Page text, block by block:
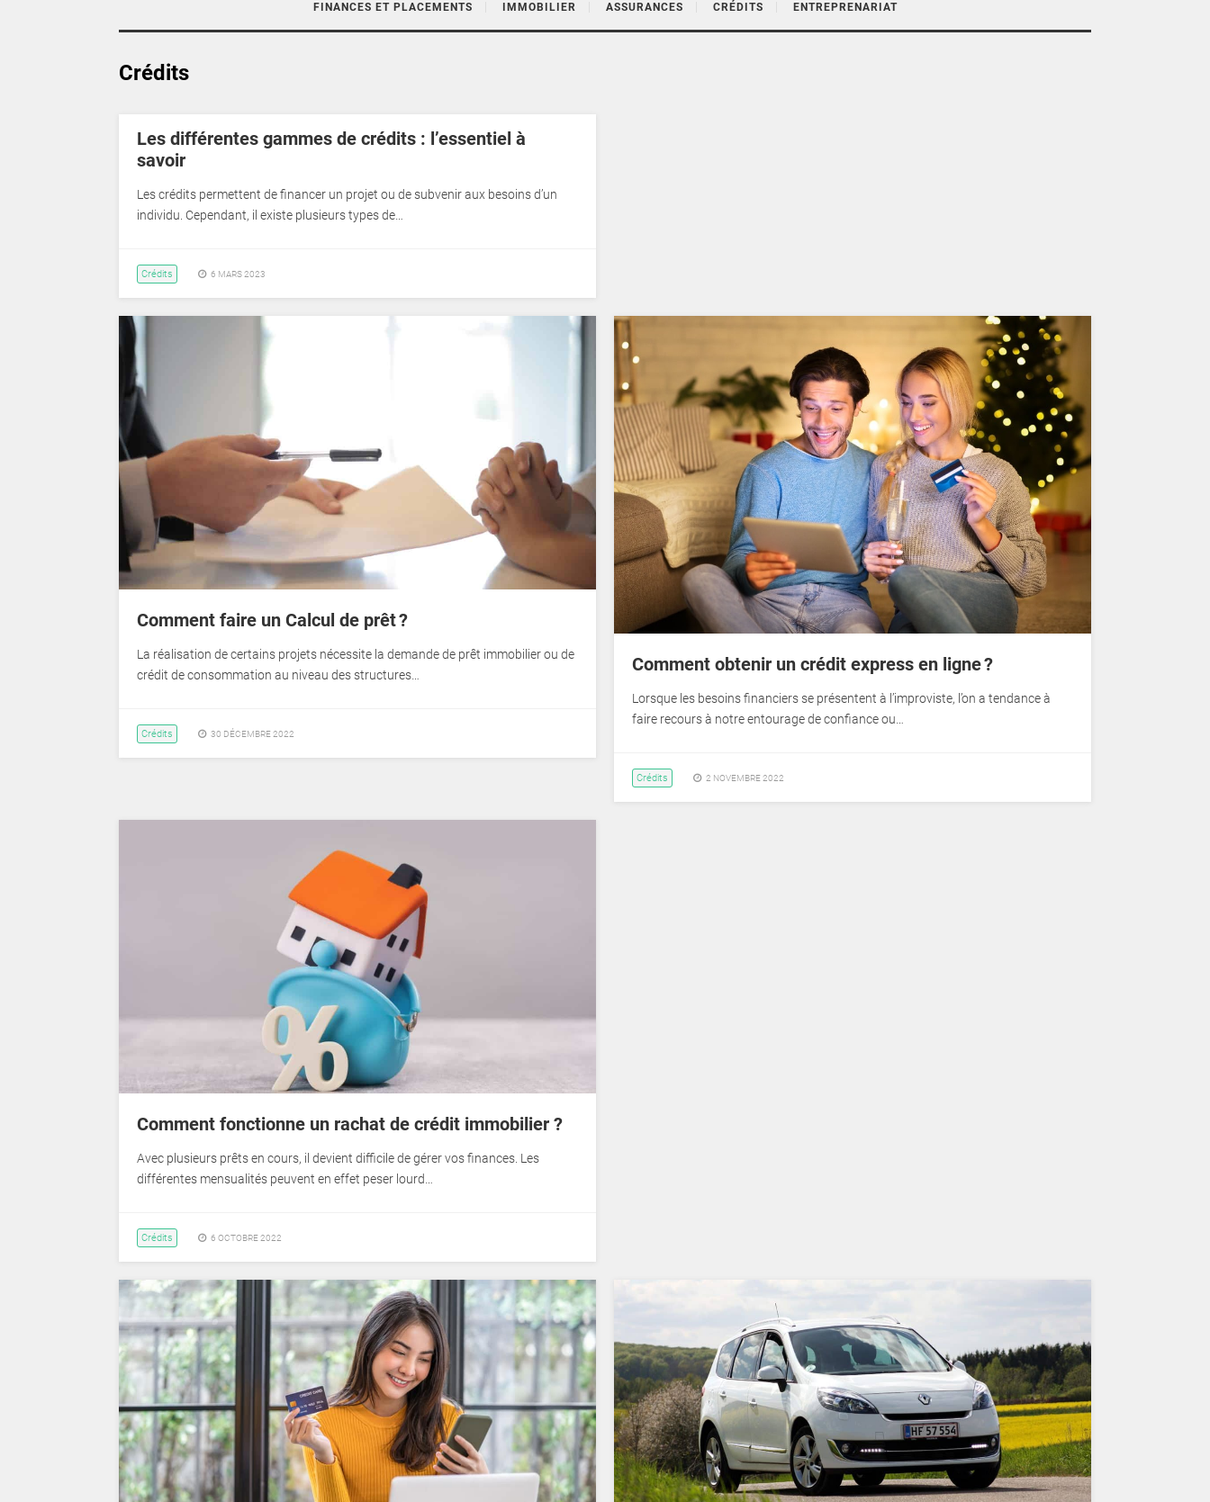
FINANCES ET PLACEMENTS IMMOBILIER ASSURANCES CRÉDITS ENTREPRENARIAT
Crédits
Les différentes gammes de crédits : l’essentiel à
savoir
Les crédits permettent de financer un projet ou de subvenir aux besoins d’un
individu. Cependant, il existe plusieurs types de…
Crédits 6 MARS 2023
Comment faire un Calcul de prêt ?
La réalisation de certains projets nécessite la demande de prêt immobilier ou de
crédit de consommation au niveau des structures…
Crédits 30 DÉCEMBRE 2022
Comment obtenir un crédit express en ligne ?
Lorsque les besoins financiers se présentent à l’improviste, l’on a tendance à
faire recours à notre entourage de confiance ou…
Crédits 2 NOVEMBRE 2022
Comment fonctionne un rachat de crédit immobilier ?
Avec plusieurs prêts en cours, il devient difficile de gérer vos finances. Les
différentes mensualités peuvent en effet peser lourd…
Crédits 6 OCTOBRE 2022